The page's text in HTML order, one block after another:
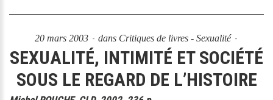
20 mars 2003 dans Critiques de livres - Sexualité
SEXUALITÉ, INTIMITÉ ET SOCIÉTÉ
SOUS LE REGARD DE L’HISTOIRE